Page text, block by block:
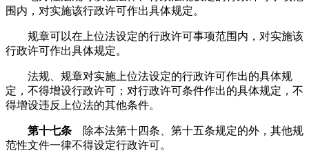
围内，对实施该行政许可作出具体规定。
规章可以在上位法设定的行政许可事项范围内，对实施该
行政许可作出具体规定。
法规、规章对实施上位法设定的行政许可作出的具体规
定，不得增设行政许可；对行政许可条件作出的具体规定，不
得增设违反上位法的其他条件。
第十七条 除本法第十四条、第十五条规定的外，其他规
范性文件一律不得设定行政许可。